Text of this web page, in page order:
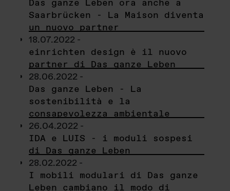
Das ganze Leben ora anche a
Saarbrücken - La Maison diventa
un nuovo partner
18.07.2022 -
einrichten design è il nuovo
partner di Das ganze Leben
28.06.2022 -
Das ganze Leben - La
sostenibilità e la
consapevolezza ambientale
26.04.2022 -
IDA e LUIS - i moduli sospesi
di Das ganze Leben
28.02.2022 -
I mobili modulari di Das ganze
Leben cambiano il modo di